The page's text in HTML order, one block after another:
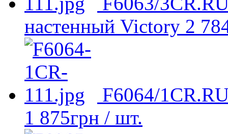
настенный Victory 2
F6064/
1 875грн / шт.